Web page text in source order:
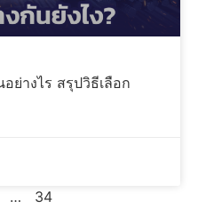
ย่างไร สรุปวิธีเลือก
… 34